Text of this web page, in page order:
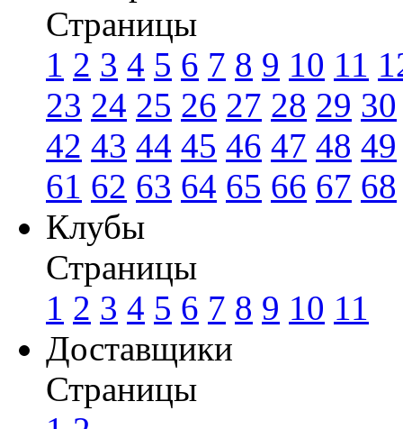
Страницы
1 2 3 4 5 6 7 8 9 10 11
23 24 25 26 27 28 29 30
42 43 44 45 46 47 48 49
61 62 63 64 65 66 67 68
Клубы
Страницы
1 2 3 4 5 6 7 8 9 10 11
Доставщики
Страницы